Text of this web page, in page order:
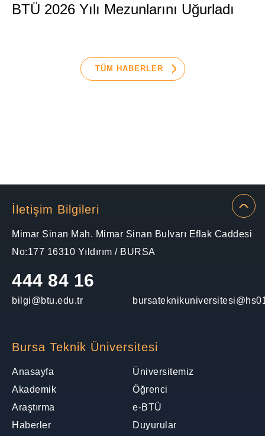
BTÜ 2026 Yılı Mezunlarını Uğurladı
TÜM HABERLER
İletişim Bilgileri
Mimar Sinan Mah. Mimar Sinan Bulvarı Eflak Caddesi
No:177 16310 Yıldırım / BURSA
444 84 16
bilgi@btu.edu.tr
Bursa Teknik Üniversitesi
Anasayfa
Üniversitemiz
Akademik
Öğrenci
Araştırma
e-BTÜ
Haberler
Duyurular